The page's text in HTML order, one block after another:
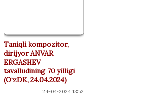
Taniqli kompozitor,
dirijyor ANVAR
ERGASHEV
tavalludining 70 yilligi
(O‘zDK, 24.04.2024)
24-04-2024 13:52